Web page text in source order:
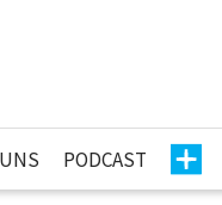
PODCAST